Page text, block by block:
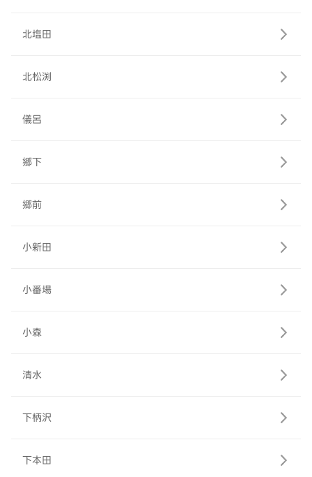
北塩田
北松渕
儀呂
郷下
郷前
小新田
小番場
小森
清水
下柄沢
下本田